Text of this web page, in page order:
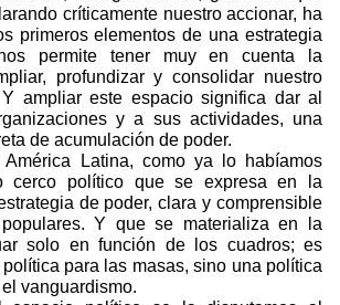
críticamente nuestro accionar, ha
primeros elementos de una estrategia
permite tener muy en cuenta la
profundizar y consolidar nuestro
ampliar este espacio significa dar al
y a sus actividades, una
de acumulación de poder.
América Latina, como ya lo habíamos
cerco político que se expresa en la
de poder, clara y comprensible
Y que se materializa en la
solo en función de los cuadros; es
para las masas, sino una política
vanguardismo.